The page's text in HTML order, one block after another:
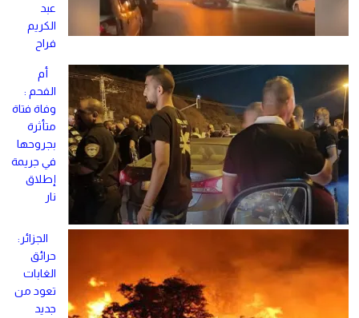
عبد
الكريم
فراح
أم
الفحم :
وفاة فتاة
متأثرة
بجروحها
في جريمة
إطلاق
نار
الجزائر:
حرائق
الغابات
تعود من
جديد